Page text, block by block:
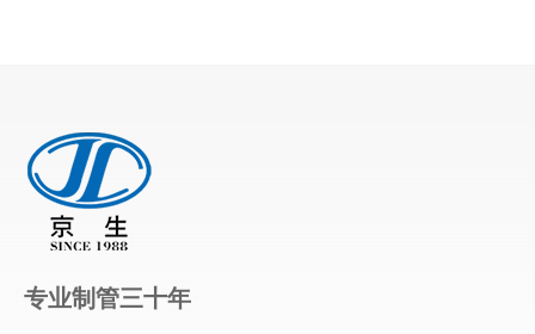
专业制管三十年